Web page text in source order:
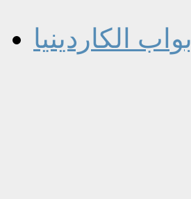
ابواب الكاردينيا